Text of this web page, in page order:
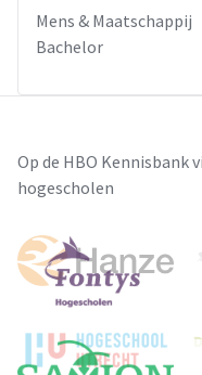
Mens & Maatschappij
Bachelor
Op de HBO Kennisbank
hogescholen